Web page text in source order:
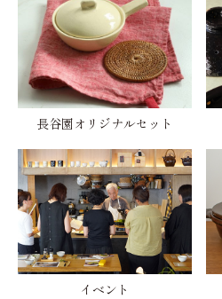
長谷園オリジナルセット
イベント